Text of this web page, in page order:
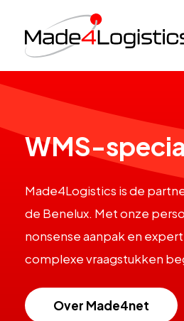
WMS-
Made4Logistics is de
de Benelux. Met onze
nonsense aanpak en
complexe vraagstukken
Over Made4net